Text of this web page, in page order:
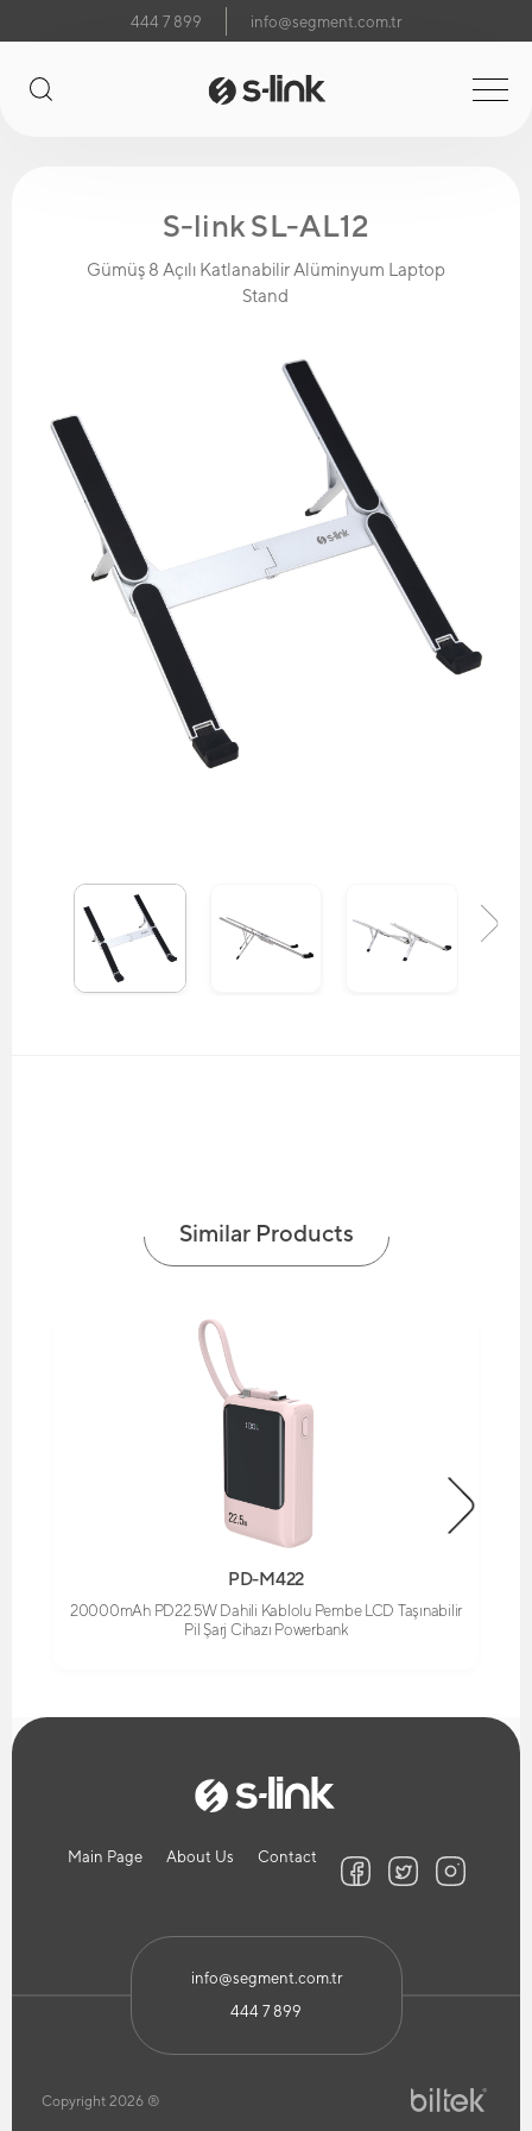
444 7 899 info@segment.com.tr
S-link SL-AL12
Gümüş 8 Açılı Katlanabilir Alüminyum Laptop
Stand
Similar Products
PD-M422
20000mAh PD22.5W Dahili Kablolu Pembe LCD Taşınabilir
Pil Şarj Cihazı Powerbank
Main Page About Us Contact
info@segment.com.tr
444 7 899
Copyright 2026 ®